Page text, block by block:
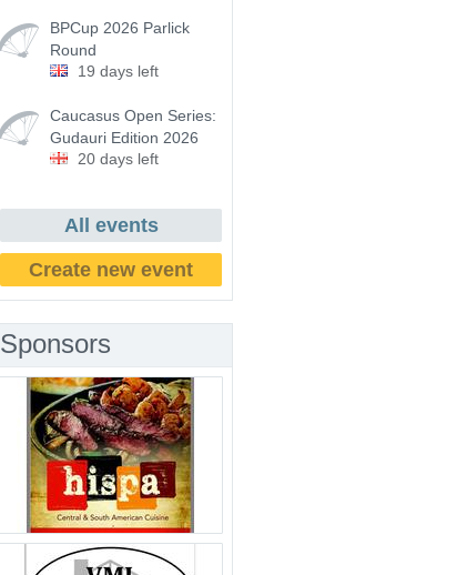
BPCup 2026 Parlick
Round
19 days left
Caucasus Open Series:
Gudauri Edition 2026
20 days left
All events
Create new event
Sponsors